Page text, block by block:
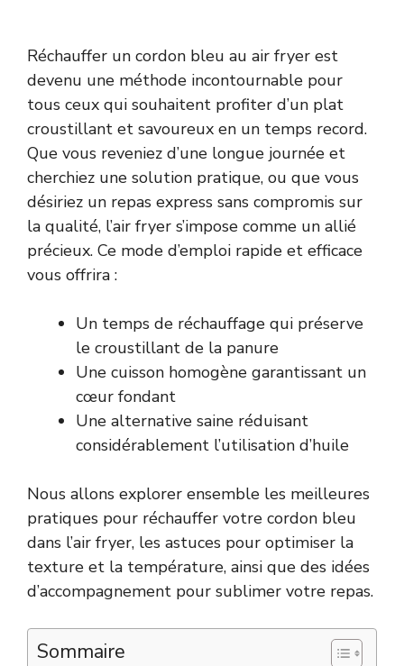
Réchauffer un cordon bleu au air fryer est
devenu une méthode incontournable pour
tous ceux qui souhaitent profiter d’un plat
croustillant et savoureux en un temps record.
Que vous reveniez d’une longue journée et
cherchiez une solution pratique, ou que vous
désiriez un repas express sans compromis sur
la qualité, l’air fryer s’impose comme un allié
précieux. Ce mode d’emploi rapide et efficace
vous offrira :
Un temps de réchauffage qui préserve
le croustillant de la panure
Une cuisson homogène garantissant un
cœur fondant
Une alternative saine réduisant
considérablement l’utilisation d’huile
Nous allons explorer ensemble les meilleures
pratiques pour réchauffer votre cordon bleu
dans l’air fryer, les astuces pour optimiser la
texture et la température, ainsi que des idées
d’accompagnement pour sublimer votre repas.
Sommaire